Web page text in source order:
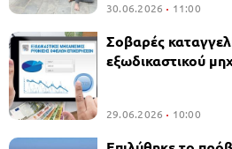
30.06.2026 11:00
Σοβαρές
εξωδικαστικού
29.06.2026 10:00